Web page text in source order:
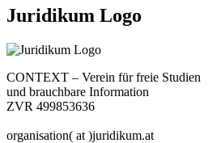
Juridikum Logo
CONTEXT – Verein für freie Studien
und brauchbare Information
ZVR 499853636
organisation( at )juridikum.at